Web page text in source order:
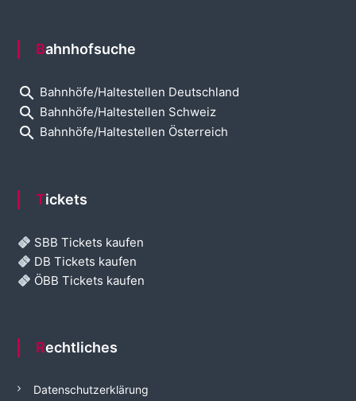
Bahnhofsuche
search Bahnhöfe/Haltestellen Deutschland
search Bahnhöfe/Haltestellen Schweiz
search Bahnhöfe/Haltestellen Österreich
Tickets
SBB Tickets kaufen
DB Tickets kaufen
ÖBB Tickets kaufen
Rechtliches
Datenschutzerklärung